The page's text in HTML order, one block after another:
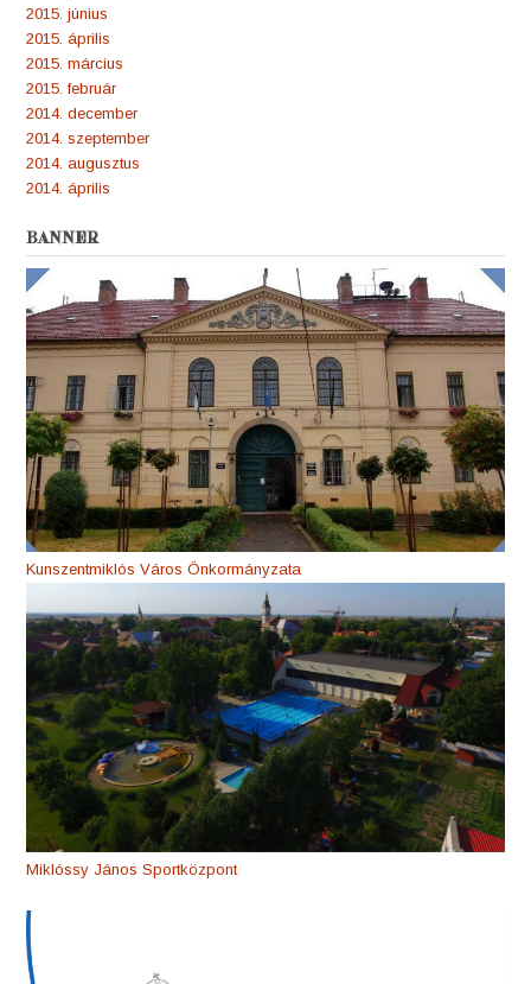
2015. június
2015. április
2015. március
2015. február
2014. december
2014. szeptember
2014. augusztus
2014. április
BANNER
Kunszentmiklós Város Önkormányzata
Miklóssy János Sportközpont